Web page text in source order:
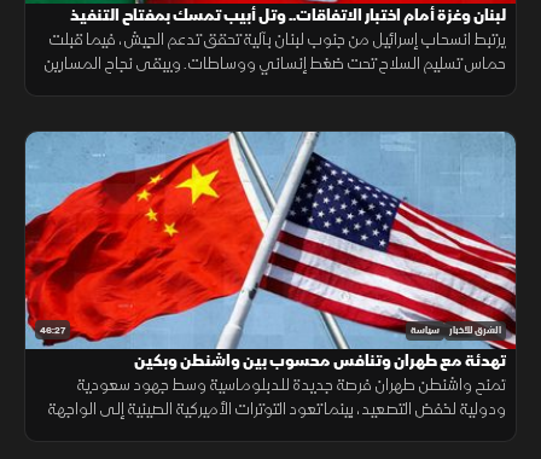
لبنان وغزة أمام اختبار الاتفاقات.. وتل أبيب تمسك بمفتاح التنفيذ
يرتبط انسحاب إسرائيل من جنوب لبنان بآلية تحقق تدعم الجيش، فيما قبلت
حماس تسليم السلاح تحت ضغط إنساني ووساطات. ويبقى نجاح المسارين
46:27 الشرق للأخبار سياسة
تهدئة مع طهران وتنافس محسوب بين واشنطن وبكين
تمنح واشنطن طهران فرصة جديدة للدبلوماسية وسط جهود سعودية
ودولية لخفض التصعيد، بينما تعود التوترات الأميركية الصينية إلى الواجهة